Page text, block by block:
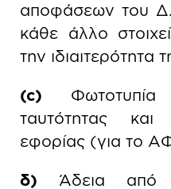
αποφάσεων του
κάθε άλλο
την ιδιαιτερότητα
(c) Φωτοτυπία
ταυτότητας και
εφορίας (για το
δ) Άδεια από